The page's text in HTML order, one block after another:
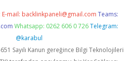
E-mail: backlinkpaneli@gmail.com Teams:
Whatsapp: 0262 606 0 726 Telegram:
@karabul
Sayılı Kanun gereğince Bilgi Teknolojileri